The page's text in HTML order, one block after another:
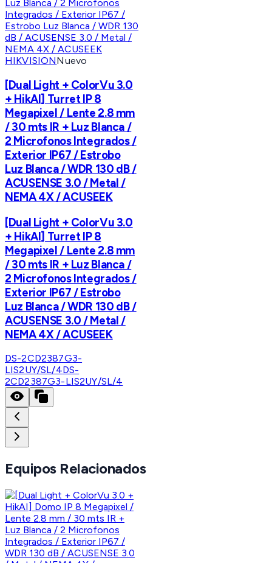
HIKVISIONNuevo
[Dual Light + ColorVu 3.0
+ HikAI] Turret IP 8
Megapixel / Lente 2.8 mm
/ 30 mts IR + Luz Blanca /
2 Microfonos Integrados /
Exterior IP67 / Estrobo
Luz Blanca / WDR 130 dB /
ACUSENSE 3.0 / Metal /
NEMA 4X / ACUSEEK
[Dual Light + ColorVu 3.0
+ HikAI] Turret IP 8
Megapixel / Lente 2.8 mm
/ 30 mts IR + Luz Blanca /
2 Microfonos Integrados /
Exterior IP67 / Estrobo
Luz Blanca / WDR 130 dB /
ACUSENSE 3.0 / Metal /
NEMA 4X / ACUSEEK
DS-2CD2387G3-
LIS2UY/SL/4DS-
2CD2387G3-LIS2UY/SL/4
Equipos Relacionados